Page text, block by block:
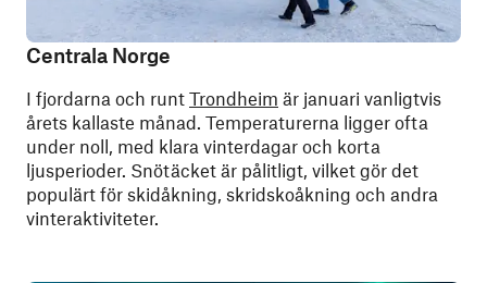
Centrala Norge
I fjordarna och runt Trondheim är januari vanligtvis
årets kallaste månad. Temperaturerna ligger ofta
under noll, med klara vinterdagar och korta
ljusperioder. Snötäcket är pålitligt, vilket gör det
populärt för skidåkning, skridskoåkning och andra
vinteraktiviteter.